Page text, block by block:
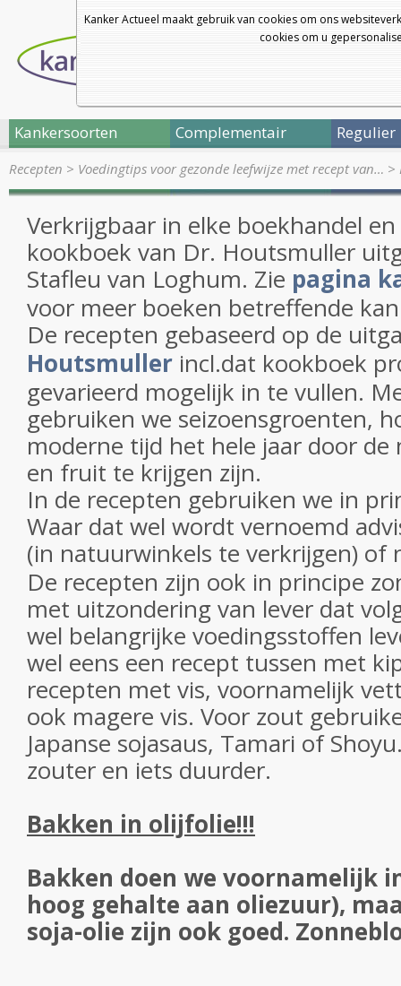
Kanker Actueel maakt gebruik van cookies om ons
cookies om u
Kankersoorten Complementair Regulier
Recepten > Voedingtips voor gezonde leefwijze met recept van… >
Verkrijgbaar in elke boekhandel
kookboek van Dr. Houtsmuller
Stafleu van Loghum. Zie pagina
voor meer boeken betreffende
De recepten gebaseerd op de
Houtsmuller incl.dat kookboek
gevarieerd mogelijk in te vullen.
gebruiken we seizoensgroenten,
moderne tijd het hele jaar door de
en fruit te krijgen zijn.
In de recepten gebruiken we in
Waar dat wel wordt vernoemd
(in natuurwinkels te verkrijgen) of
De recepten zijn ook in principe
met uitzondering van lever dat
wel belangrijke voedingsstoffen
wel eens een recept tussen met
recepten met vis, voornamelijk
ook magere vis. Voor zout
Japanse sojasaus, Tamari of
zouter en iets duurder.
Bakken in olijfolie!!!
Bakken doen we voornamelijk
hoog gehalte aan oliezuur),
soja-olie zijn ook goed.